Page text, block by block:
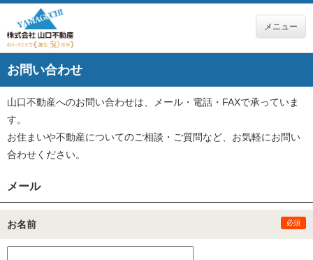
メニュー
お問い合わせ
山口不動産へのお問い合わせは、メール・電話・FAXで承っていま
す。
お住まいや不動産についてのご相談・ご質問など、お気軽にお問い
合わせください。
メール
お名前 必須